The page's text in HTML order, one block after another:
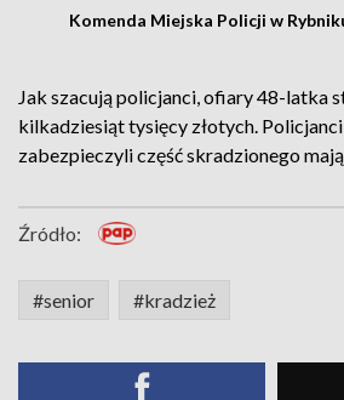
Komenda Miejska Policji w
Jak szacują policjanci, ofiary 48-latka
kilkadziesiąt tysięcy złotych.
zabezpieczyli część skradzionego
Źródło:
#senior #kradzież